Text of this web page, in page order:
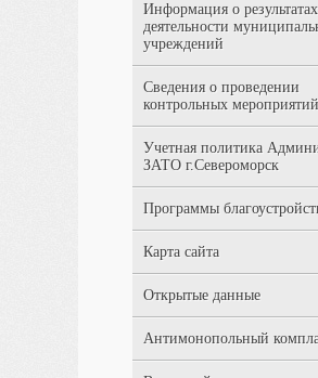
Информация о результатах
деятельности
учреждений
Сведения о проведении
контрольных мероприятий
Учетная политика
ЗАТО г.Североморск
Программы
Карта сайта
Открытые данные
Антимонопольный